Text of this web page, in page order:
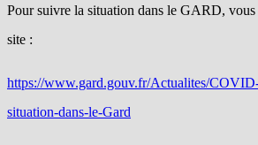
Pour suivre la situation dans le GARD,
site :
https://www.gard.gouv.fr/Actualites/
situation-dans-le-Gard